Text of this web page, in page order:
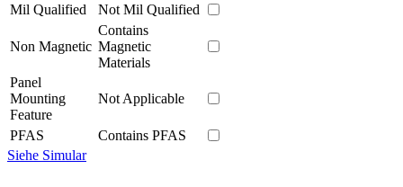
Mil Qualified
Not Mil Qualified
Non Magnetic
Contains
Magnetic
Materials
Panel
Mounting
Feature
Not Applicable
PFAS
Contains PFAS
Siehe Simular